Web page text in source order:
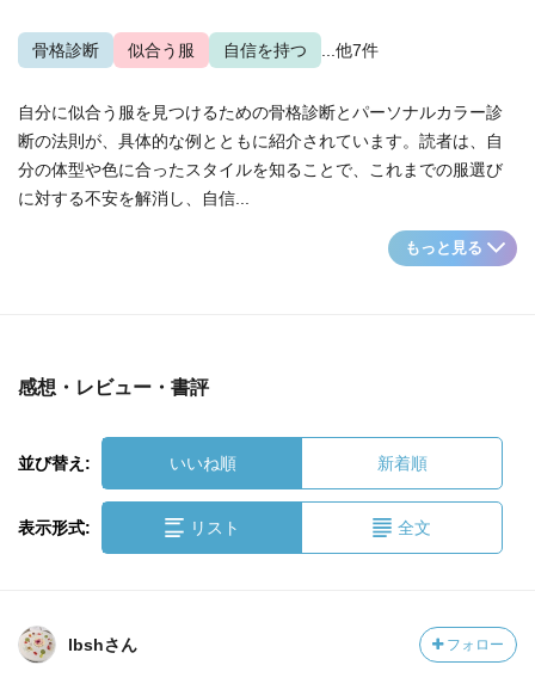
骨格診断 似合う服 自信を持つ ...他7件
自分に似合う服を見つけるための骨格診断とパーソナルカラー診
断の法則が、具体的な例とともに紹介されています。読者は、自
分の体型や色に合ったスタイルを知ることで、これまでの服選び
に対する不安を解消し、自信...
もっと見る
感想・レビュー・書評
並び替え: いいね順 新着順
表示形式: リスト 全文
lbshさん フォロー